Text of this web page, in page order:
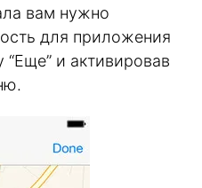
вам нужно
для приложения
“Еще” и активировав